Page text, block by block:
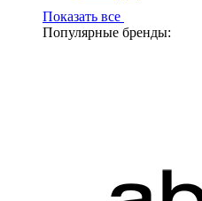
Показать все
Популярные бренды: